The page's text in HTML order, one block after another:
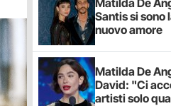
Matilda De
Santis si
nuovo amore
Matilda De
David: "Ci
artisti solo